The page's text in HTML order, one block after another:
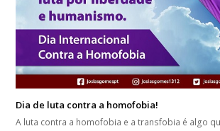
Dia de luta contra a homofobia!
A luta contra a homofobia e a transfobia é algo